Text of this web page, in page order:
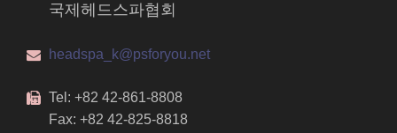
국제헤드스파협회
headspa_k@psforyou.net
Tel: +82 42-861-8808
Fax: +82 42-825-8818